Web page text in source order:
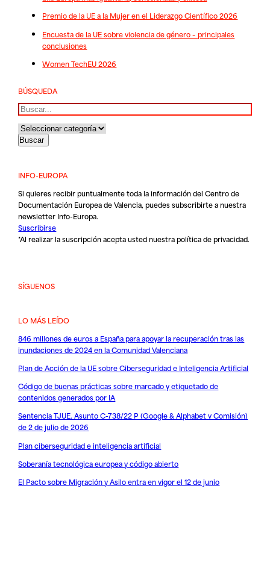
Premio de la UE a la Mujer en el Liderazgo Científico 2026
Encuesta de la UE sobre violencia de género – principales
conclusiones
Women TechEU 2026
BÚSQUEDA
Buscar
INFO-EUROPA
Si quieres recibir puntualmente toda la información del Centro de
Documentación Europea de Valencia, puedes subscribirte a nuestra
newsletter Info-Europa.
Suscribirse
*Al realizar la suscripción acepta usted nuestrapolítica de privacidad.
SÍGUENOS
LO MÁS LEÍDO
846 millones de euros a España para apoyar la recuperación tras las
inundaciones de 2024 en la Comunidad Valenciana
Plan de Acción de la UE sobre Ciberseguridad e Inteligencia Artificial
Código de buenas prácticas sobre marcado y etiquetado de
contenidos generados por IA
Sentencia TJUE. Asunto C-738/22 P (Google & Alphabet v Comisión)
de 2 de julio de 2026
Plan ciberseguridad e inteligencia artificial
Soberanía tecnológica europea y código abierto
El Pacto sobre Migración y Asilo entra en vigor el 12 de junio